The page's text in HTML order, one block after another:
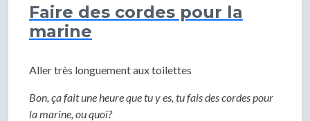
Faire des cordes pour la
marine
Aller très longuement aux toilettes
Bon, ça fait une heure que tu y es, tu fais des cordes pour
la marine, ou quoi?